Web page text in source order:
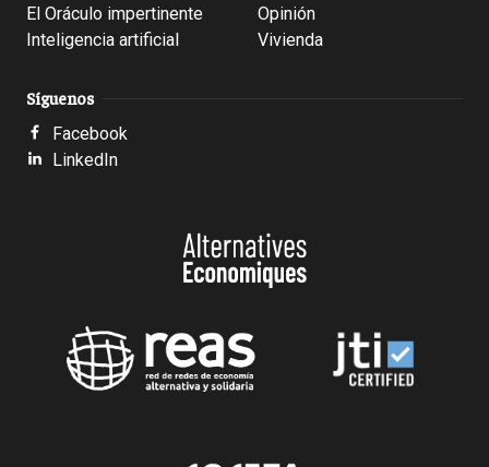
El Oráculo impertinente
Inteligencia artificial
Opinión
Vivienda
Síguenos
Facebook
LinkedIn